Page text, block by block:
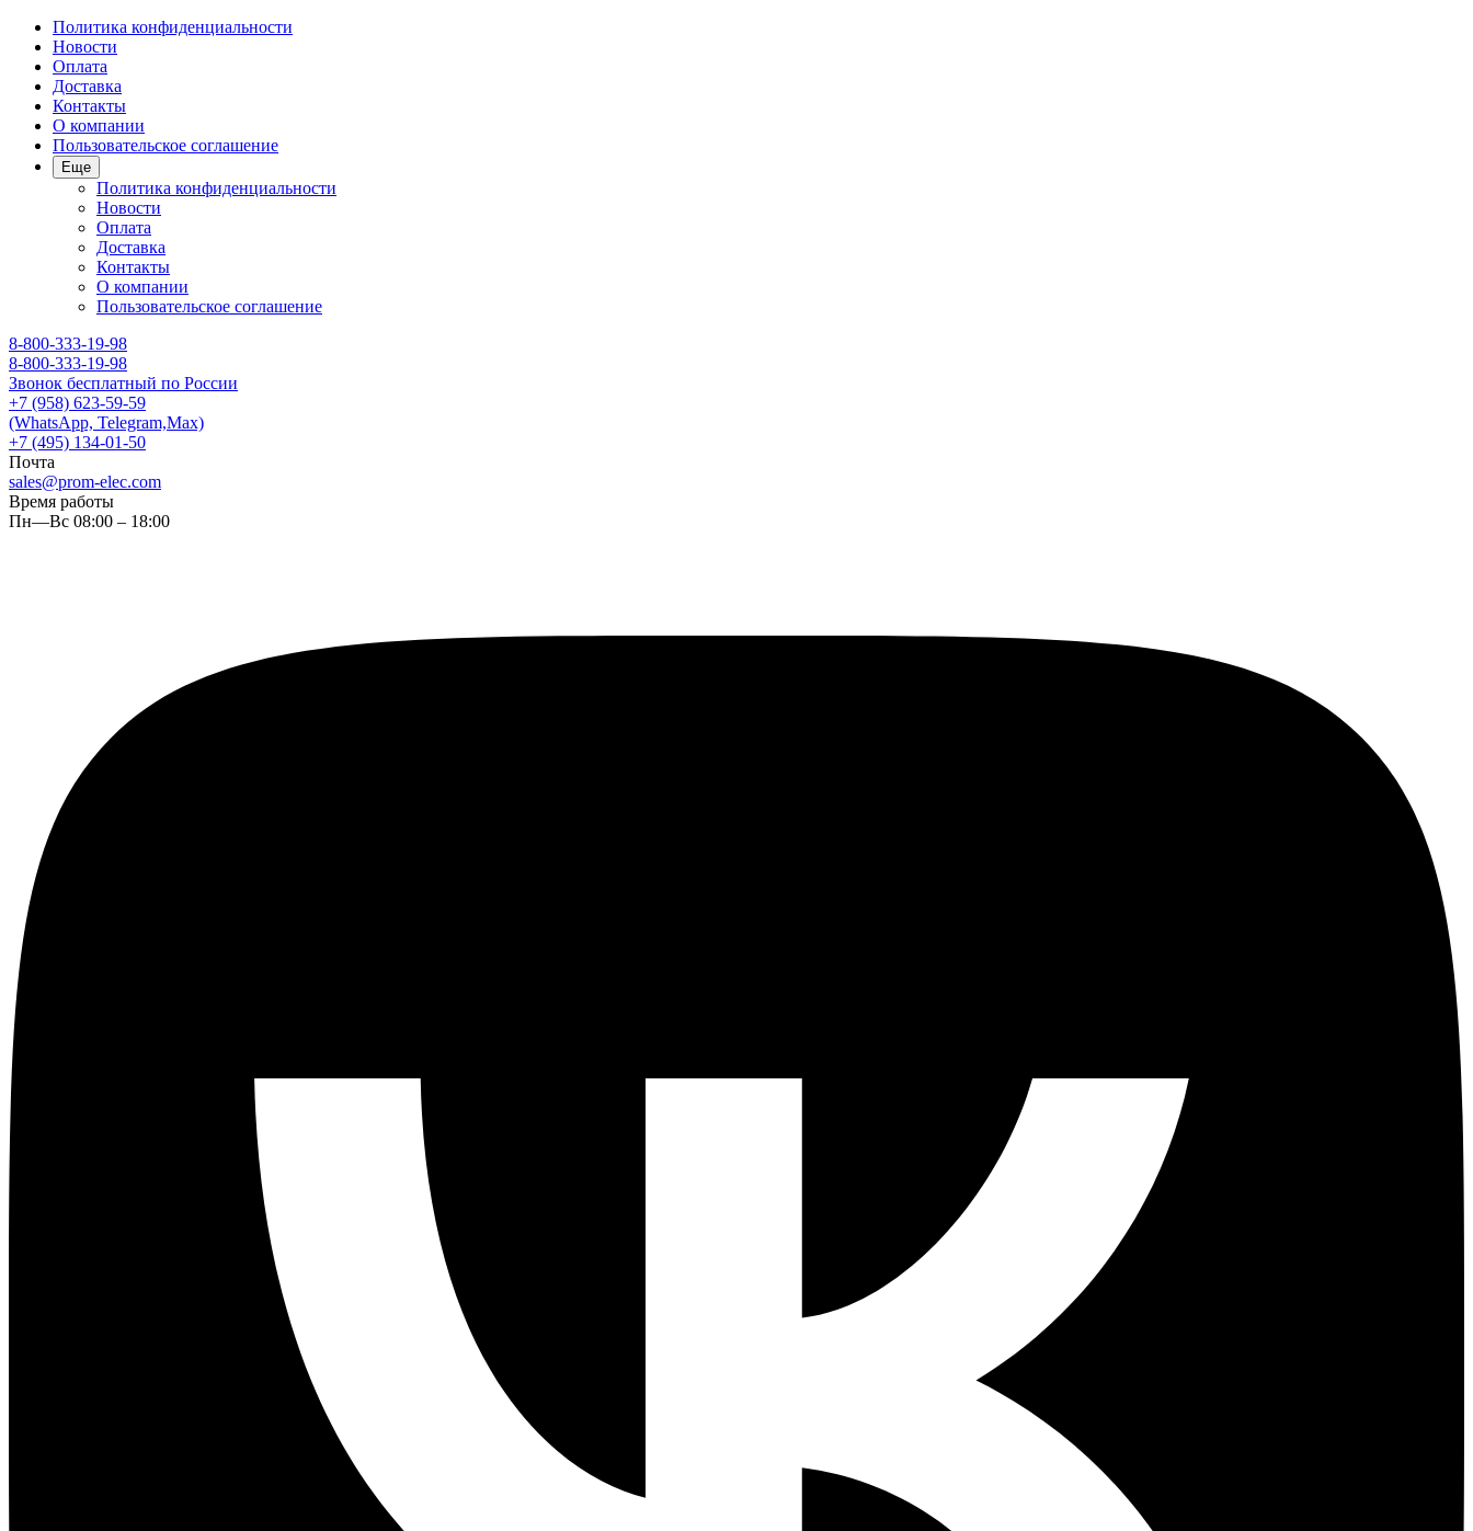
Политика конфиденциальности
Новости
Оплата
Доставка
Контакты
О компании
Пользовательское соглашение
Еще
Политика конфиденциальности
Новости
Оплата
Доставка
Контакты
О компании
Пользовательское соглашение
8-800-333-19-98
8-800-333-19-98
Звонок бесплатный по России
+7 (958) 623-59-59
(WhatsApp, Telegram,Max)
+7 (495) 134-01-50
Почта
sales@prom-elec.com
Время работы
Пн—Вс 08:00 – 18:00